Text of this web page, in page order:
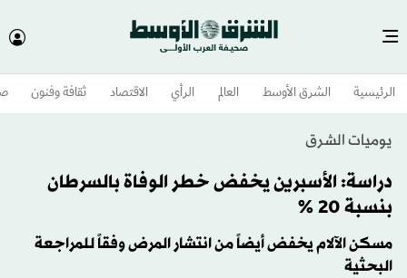
الرئيسية الشرق الأوسط​ العالم الرأي الاقتصاد ثقافة وفنون
يوميات الشرق
دراسة: الأسبرين يخفض خطر الوفاة بالسرطان
بنسبة 20 %
مسكن الآلام يخفض أيضاً من انتشار المرض وفقاً للمراجعة
البحثية